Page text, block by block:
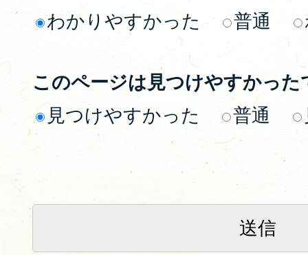
わかりやすかった
普通
このページは見つけやすかった
見つけやすかった
普通